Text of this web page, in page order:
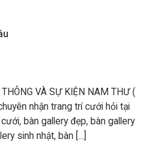
VÀ SỰ KIỆN NAM THƯ (
nhận trang trí cưới hỏi tại
bàn gallery đẹp, bàn gallery
sinh nhật, bàn [...]